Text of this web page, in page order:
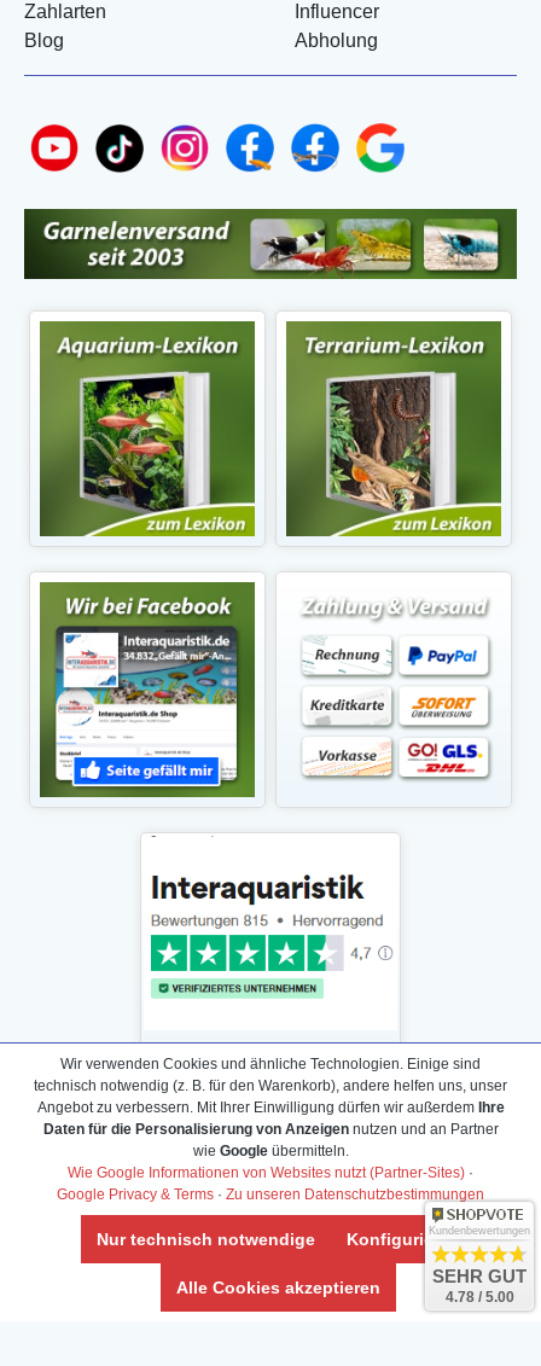
Zahlarten
Blog
Influencer
Abholung
Daten­schutz­erklärung
Widerrufs­recht /Widerrufs­formular
AGB & Info
Impressum
Umwelt und Entsorgung
Vertrag widerrufen
Wir verwenden Cookies und ähnliche Technologien. Einige sind
technisch notwendig (z. B. für den Warenkorb), andere helfen uns, unser
Angebot zu verbessern. Mit Ihrer Einwilligung dürfen wir außerdem Ihre
Daten für die Personalisierung von Anzeigennutzen und an Partner
wie Googleübermitteln.
Wie Google Informationen von Websites nutzt (Partner-Sites) ·
Google Privacy & Terms · Zu unseren Datenschutzbestimmungen
Nur technisch notwendige Konfigurieren
Alle Cookies akzeptieren
Kundenbewertungen
SEHR GUT
4.78 / 5.00